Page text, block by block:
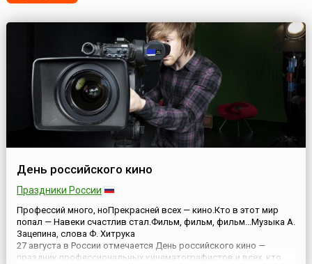
День российского кино
Праздники России
Профессий много, ноПрекрасней всех — кино.Кто в этот мир
попал — Навеки счастлив стал.Фильм, фильм, фильм...Музыка А.
Зацепина, слова Ф. Хитрука
27 августа в России отмечается День российского кино —
праздник профессиональных кинематографистов и всех, кто